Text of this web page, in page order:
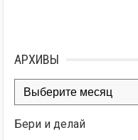
АРХИВЫ
Архивы
Бери и делай